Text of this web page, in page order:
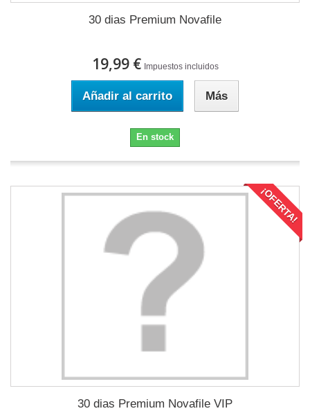
30 dias Premium Novafile
19,99 € Impuestos incluidos
Añadir al carrito Más
En stock
¡OFERTA!
30 dias Premium Novafile VIP